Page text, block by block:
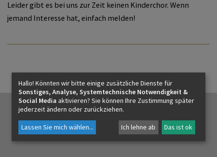
Bildung
Leider gibt es bei uns zur Zeit keinen Kinderchor. Wenn
jemand Interesse hat, einfach melden!
Hallo! Könnten wir bitte einige zusätzliche Dienste für
Sonstiges, Analyse, Systemtechnische Notwendigkeit &
Social Media aktivieren? Sie können Ihre Zustimmung später
jederzeit ändern oder zurückziehen.
Lassen Sie mich wählen... Ich lehne ab Das ist ok